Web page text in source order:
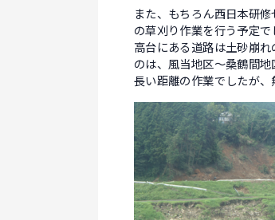
また、もちろん西日本研
の草刈り作業を行う予定
高台にある道路は土砂崩
のは、風当地区～桑鶴間
長い距離の作業でしたが、